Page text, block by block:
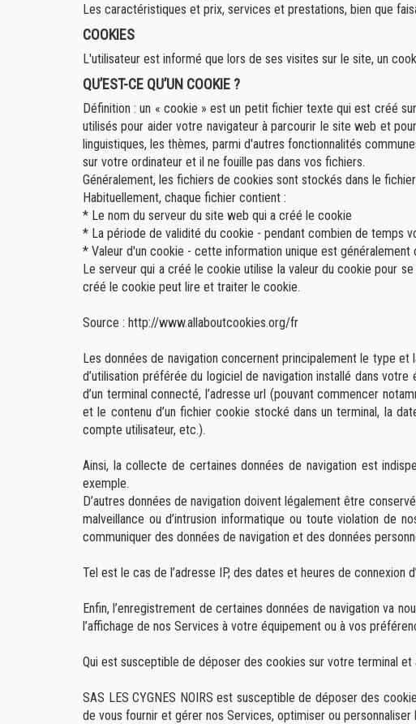
Les caractéristiques et prix, services et prestations, bien que
COOKIES
L'utilisateur est informé que lors de ses visites sur le site, un
QU’EST-CE QU’UN COOKIE ?
Définition : un « cookie » est un petit fichier texte qui est créé
utilisés pour aider votre navigateur à parcourir le site web et
linguistiques, les thèmes, parmi d'autres fonctionnalités
sur votre ordinateur et il ne fouille pas dans vos fichiers.
Généralement, les fichiers de cookies sont stockés dans le
Habituellement, chaque fichier contient :
* Le nom du serveur du site web qui a créé le cookie
* La période de validité du cookie - pendant combien de temps
* Valeur d'un cookie - cette information unique est
Le serveur qui a créé le cookie utilise la valeur du cookie pour
créé le cookie peut lire et traiter le cookie.
Source : http://www.allaboutcookies.org/fr
Les données de navigation concernent principalement le type et
d’utilisation préférée du logiciel de navigation installé dans
d’un terminal connecté, l’adresse url (pouvant commencer
et le contenu d’un fichier cookie stocké dans un terminal, la
compte utilisateur, etc.).
Ainsi, la collecte de certaines données de navigation est
exemple.
D’autres données de navigation doivent légalement être
malveillance ou d’intrusion informatique ou toute violation de
communiquer des données de navigation et des données
Tel est le cas de l’adresse IP, des dates et heures de connexion
Enfin, l’enregistrement de certaines données de navigation va
l’affichage de nos Services à votre équipement ou à vos
Qui est susceptible de déposer des cookies sur votre terminal et
SAS LES CYGNES NOIRS est susceptible de déposer des
de vous fournir et gérer nos Services, optimiser ou